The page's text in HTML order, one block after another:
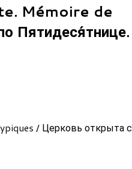
Mémoire de
/ Церковь открыта с